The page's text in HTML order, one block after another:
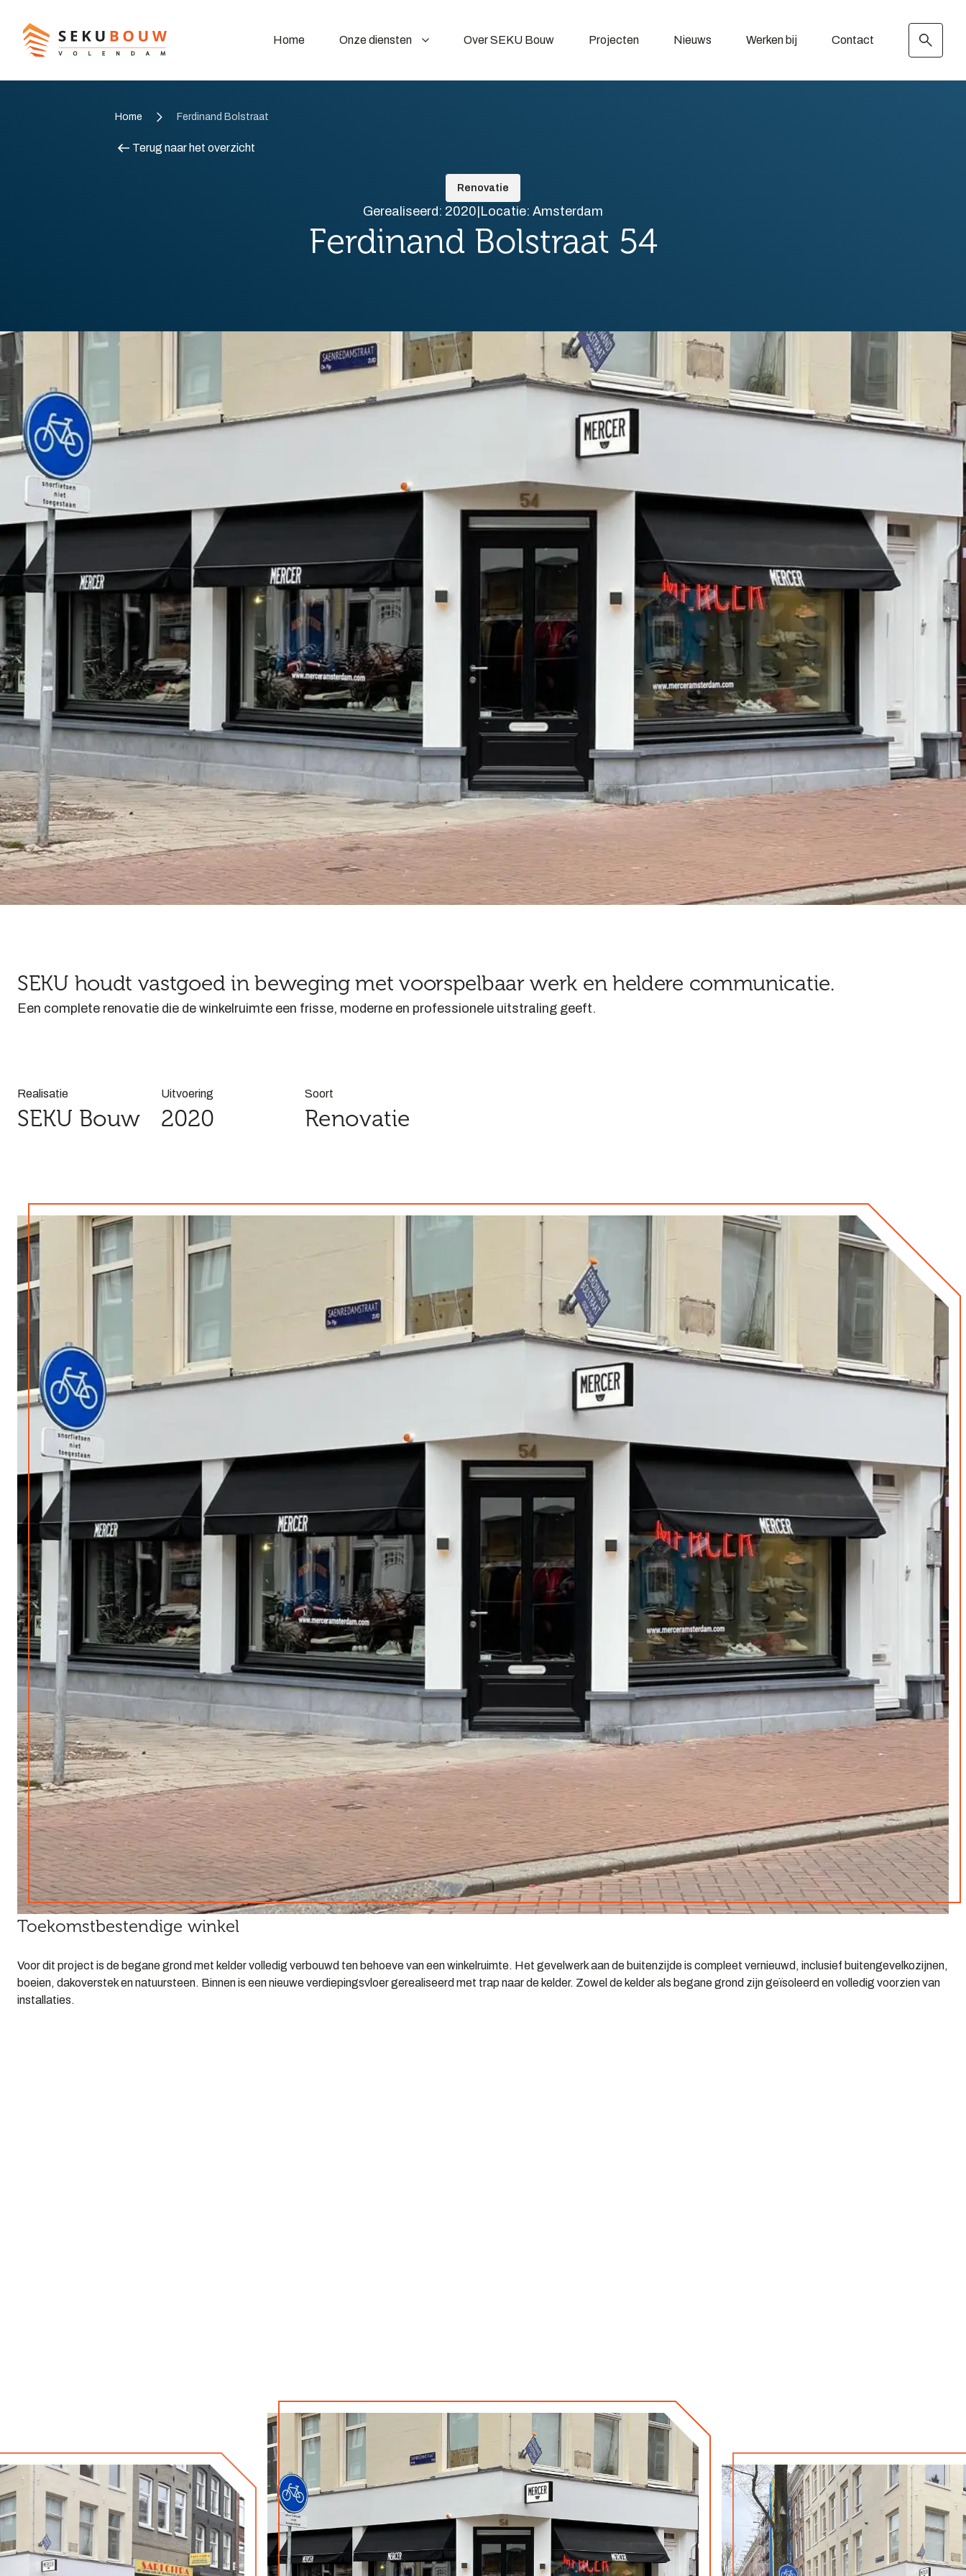
Home Onze diensten Over SEKU Bouw Projecten Nieuws Werken bij Contact
Home Ferdinand Bolstraat
Terug naar het overzicht
Renovatie
Gerealiseerd: 2020 Locatie: Amsterdam
Ferdinand Bolstraat 54
SEKU houdt vastgoed in beweging met voorspelbaar werk en heldere communicatie.
Een complete renovatie die de winkelruimte een frisse, moderne en professionele uitstraling geeft.
Realisatie
SEKU Bouw
Uitvoering
2020
Soort
Renovatie
Toekomstbestendige winkel
Voor dit project is de begane grond met kelder volledig verbouwd ten behoeve van een winkelruimte. Het gevelwerk aan de buitenzijde is compleet vernieuwd, inclusief buitengevelkozijnen,
boeien, dakoverstek en natuursteen. Binnen is een nieuwe verdiepingsvloer gerealiseerd met trap naar de kelder. Zowel de kelder als begane grond zijn geïsoleerd en volledig voorzien van
installaties.